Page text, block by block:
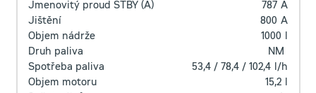
Jmenovitý proud STBY (A)
787 A
Jištění
800 A
Objem nádrže
1000 l
Druh paliva
NM
Spotřeba paliva
53,4 / 78,4 / 102,4 l/h
Objem motoru
15,2 l